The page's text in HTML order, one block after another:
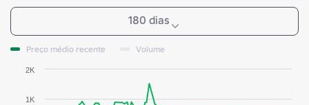
180 dias
Preço médio recente Volume
1K
2K